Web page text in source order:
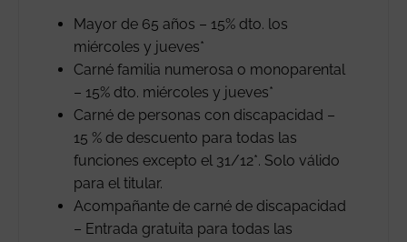
Mayor de 65 años – 15% dto. los
miércoles y jueves*
Carné familia numerosa o monoparental
– 15% dto. miércoles y jueves*
Carné de personas con discapacidad –
15 % de descuento para todas las
funciones excepto el 31/12*. Solo válido
para el titular.
Acompañante de carné de discapacidad
– Entrada gratuita para todas las